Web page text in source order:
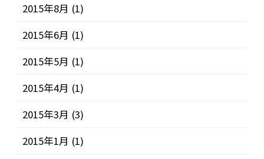
2015年8月 (1)
2015年6月 (1)
2015年5月 (1)
2015年4月 (1)
2015年3月 (3)
2015年1月 (1)